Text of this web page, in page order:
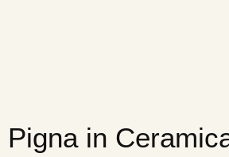
Pigna in